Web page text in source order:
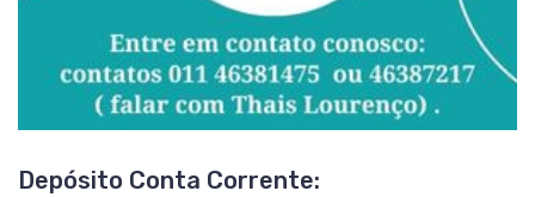
Depósito Conta Corrente: